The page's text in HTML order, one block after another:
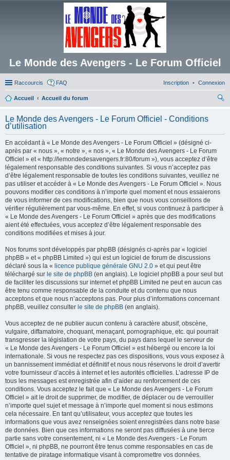
Le Monde des Avengers - Le Forum Officiel
Raccourcis FAQ Connexion
Inscription
Accueil
Accueil du forum
ch
Le Monde des Avengers - Le Forum Officiel - Conditions
d’utilisation
En accédant à « Le Monde des Avengers - Le Forum Officiel » (désigné ci-
après par « nous », « notre », « nos », « Le Monde des Avengers - Le Forum
Officiel » et « http://lemondedesavengers.fr:80/forum »), vous acceptez d’être
légalement responsable des conditions suivantes. Si vous n’acceptez pas
d’être légalement responsable de toutes les conditions suivantes, veuillez ne
pas utiliser et accéder à « Le Monde des Avengers - Le Forum Officiel ». Nous
pouvons modifier ces conditions à n’importe quel moment et nous essaierons
de vous informer de ces modifications, bien que nous vous conseillons de
vérifier régulièrement par vous-même. En effet, si vous continuez à participer à
« Le Monde des Avengers - Le Forum Officiel » après que des modifications
aient été effectuées, vous acceptez d’être légalement responsable des
conditions modifiées et mises à jour.
Nos forums sont développés par phpBB (désignés ci-après par « logiciel
phpBB » et « phpBB Limited ») qui est un logiciel de forum de discussions
déclaré sous la « licence publique générale GNU 2.0 » et qui peut être
téléchargé sur le site de phpBB (en anglais). Le logiciel phpBB a pour seul but
de faciliter les discussions sur internet et phpBB Limited ne peut en aucun cas
être tenu comme responsable de la conduite et du contenu que nous
acceptons et que nous n’acceptons pas. Pour plus d’informations concernant
phpBB, veuillez consulter le site de phpBB (en anglais).
Vous acceptez de ne publier aucun contenu à caractère abusif, obscène,
vulgaire, diffamatoire, choquant, menaçant, pornographique, etc. qui pourrait
transgresser la législation de votre pays, du pays dans lequel le serveur de
« Le Monde des Avengers - Le Forum Officiel » est hébergé ou encore la loi
internationale. Si vous ne respectez pas ces dispositions, vous vous exposez à
un bannissement immédiat et définitif et nous nous réservons le droit d’avertir
votre fournisseur d’accès à internet et les autorités officielles. L’adresse IP de
tous les messages est enregistrée afin d’aider au renforcement de ces
conditions. Vous acceptez le fait que « Le Monde des Avengers - Le Forum
Officiel » ait le droit de supprimer, de modifier, de déplacer ou de verrouiller
n’importe quel sujet et message à n’importe quel moment si nous estimons
cela nécessaire. En tant qu’utilisateur, vous acceptez que toutes les
informations que vous avez renseignées soient enregistrées dans notre base
de données. Bien que ces informations ne seront pas diffusées à une tierce
partie sans votre consentement, ni « Le Monde des Avengers - Le Forum
Officiel », ni phpBB, ne pourront être tenus comme responsables en cas de
tentative de piratage informatique visant à compromettre vos données.